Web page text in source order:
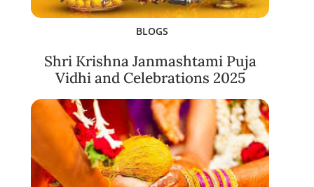
BLOGS
Shri Krishna Janmashtami Puja
Vidhi and Celebrations 2025